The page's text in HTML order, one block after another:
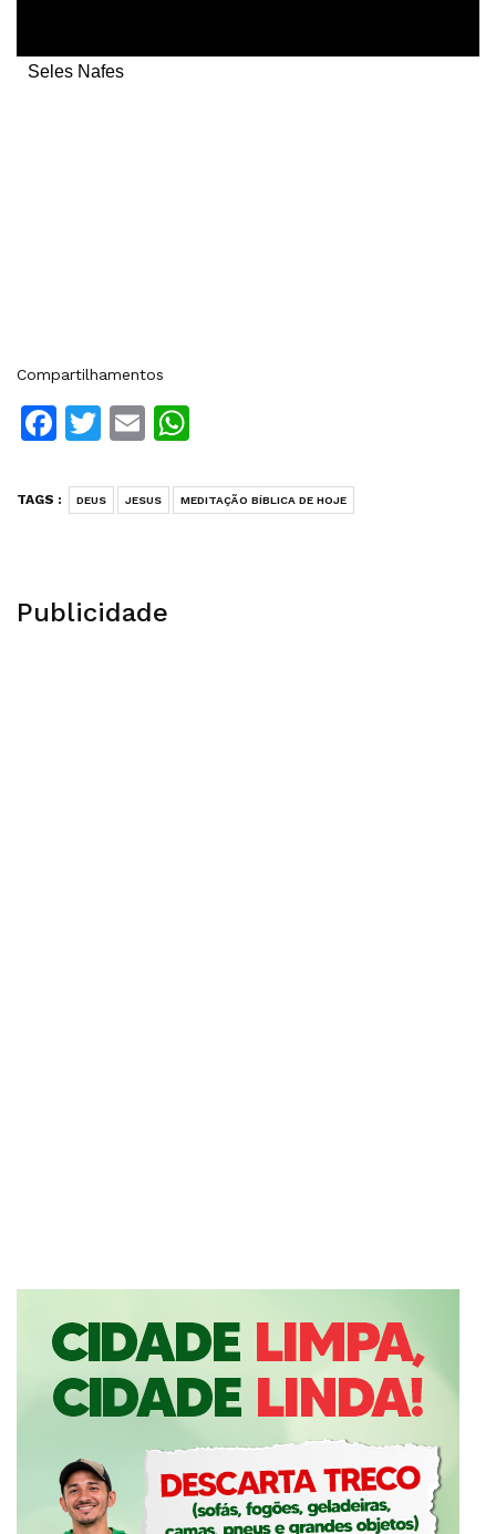
Seles Nafes
Compartilhamentos
Facebook
Twitter
Email
TAGS : DEUS JESUS MEDITAÇÃO BÍBLICA DE HOJE
Publicidade